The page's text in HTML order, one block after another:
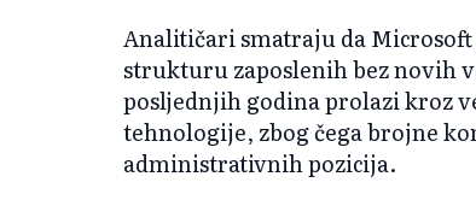
Analitičari smatraju da
strukturu zaposlenih bez novih
posljednjih godina prolazi kroz
tehnologije, zbog čega brojne
administrativnih pozicija.